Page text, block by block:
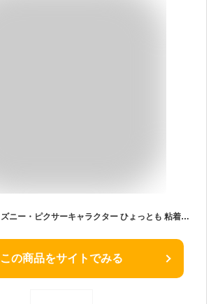
ディズニー、ディズニー・ピクサーキャラクター ひょっとも 粘着シート付き マスコット エイリアン HYOTTOMO アクセサリー アレンジ かわいい モバイル用アクセサリーマスコット スマホ PC タブレット
この商品をサイトでみる